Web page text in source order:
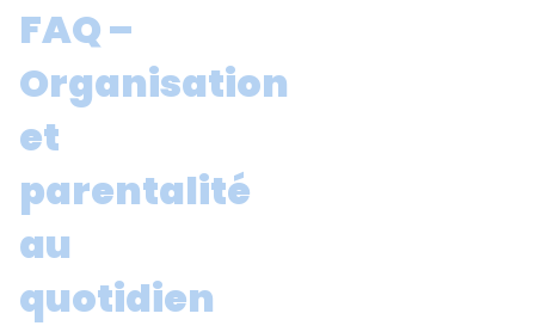
FAQ –
Organisation
et
parentalité
au
quotidien